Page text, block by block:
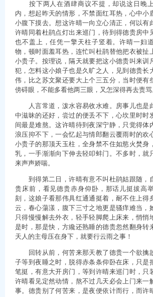
按下两人在酒肆商议不提，却说这日晚
内，想起昨天的情形，不禁面红耳热，心中小
小腹下摸去。想这许晴一向立心清正，何以有
许晴同着杜鹃点灯出来巡门，待到得德贵房中
也不盖上，任凭一擎天柱子竖着。许晴一妇
物，顿时面羞耳热，连忙叫杜鹃替他把衣被扯
小贵子。按理说，隔天就要把这小德贵叫来训
犯，怎料这小娘子也是久旷之人，见到德贵长
伟，比之苏文聚还要大上个三五分，当时便有
傍碍眼，不能多看他两三眼，又怎深得再去责骂
人言常道，泼水容易收水难。房事儿也是
中滋昧的还好，尝过的便丢不下，心坎里时时
间最是难熬。这许晴待到夜深宁静，只觉得体
浪压抑不下，一会忆起与情郎翻云覆雨时的欢
小贵子的那顶天玉柱，全身禁不住如慾火焚身
乳，一手渐渐向下伸去轻叩蚌门。不多时，就
来声声娇喘。
到得第二日，许晴有意不叫杜鹃姑跟随，
贵床前，看见德贵赤身仰卧，那话儿挺拔高
刻，这娘子看那伟具红通通挺着，耐不住上得
云，春心蕩漾，腹下三寸之地更是骚痒难当，
只得慢慢解去外衣，轻手轻脚爬上床来，悄悄
是时，那是快，方纔还熟睡的德贵忽然翻身转
天人的主母压在身下，就要行云雨之事！
回转从前，何苦来那天教了德贵一个欲擒
子等到夜睡之时，脱得赤条条仰卧在床，只是
笔挺，有意大开房门，等到许晴来巡门时，只
许晴看见定然动情，熬不过几天必会上门来一
事。德贵别了何苦来，是夜便依计而行，而许